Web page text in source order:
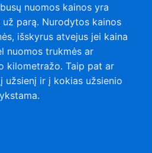
nuomos kainos yra
parą. Nurodytos kainos
išskyrus atvejus jei kaina
nuomos trukmės ar
kilometražo. Taip pat ar
užsienį ir į kokias užsienio